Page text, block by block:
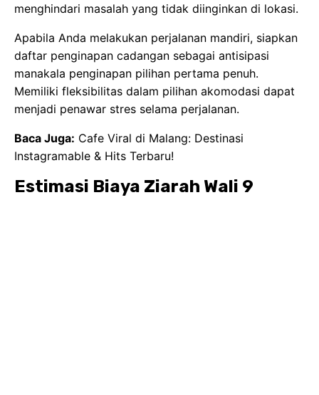
menghindari masalah yang tidak diinginkan di lokasi.
Apabila Anda melakukan perjalanan mandiri, siapkan
daftar penginapan cadangan sebagai antisipasi
manakala penginapan pilihan pertama penuh.
Memiliki fleksibilitas dalam pilihan akomodasi dapat
menjadi penawar stres selama perjalanan.
Baca Juga: Cafe Viral di Malang: Destinasi
Instagramable & Hits Terbaru!
Estimasi Biaya Ziarah Wali 9